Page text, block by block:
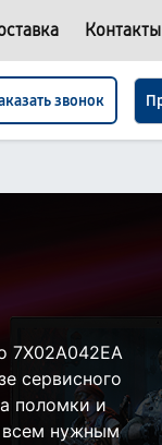
Контакты
звонок
7X02A042EA
сервисного
поломки и
всем нужным